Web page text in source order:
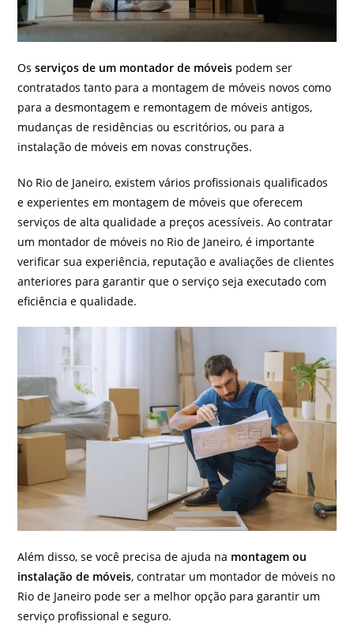
Osserviços de um montador de móveis podem ser
contratados tanto para a montagem de móveis novos como
para a desmontagem e remontagem de móveis antigos,
mudanças de residências ou escritórios, ou para a
instalação de móveis em novas construções.
No Rio de Janeiro, existem vários profissionais qualificados
e experientes em montagem de móveis que oferecem
serviços de alta qualidade a preços acessíveis. Ao contratar
um montador de móveis no Rio de Janeiro, é importante
verificar sua experiência, reputação e avaliações de clientes
anteriores para garantir que o serviço seja executado com
eficiência e qualidade.
Além disso, se você precisa de ajuda na montagem ou
instalação de móveis, contratar um montador de móveis no
Rio de Janeiro pode ser a melhor opção para garantir um
serviço profissional e seguro.